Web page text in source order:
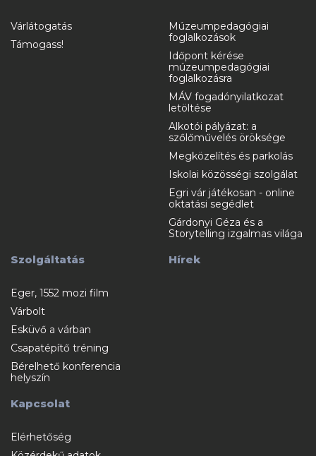
Várlátogatás
Támogass!
Múzeumpedagógiai
foglalkozások
Időpont kérése
múzeumpedagógiai
foglalkozásra
MÁV fogadónyilatkozat
letöltése
Alkotói pályázat: a
szőlőművelés öröksége
Megközelítés és parkolás
Iskolai közösségi szolgálat
Egri vár játékosan - online
oktatási segédlet
Gárdonyi Géza és a
Storytelling izgalmas világa
Szolgáltatás
Eger, 1552 mozi film
Várbolt
Esküvő a várban
Csapatépítő tréning
Bérelhető konferencia
helyszín
Hírek
Kapcsolat
Elérhetőség